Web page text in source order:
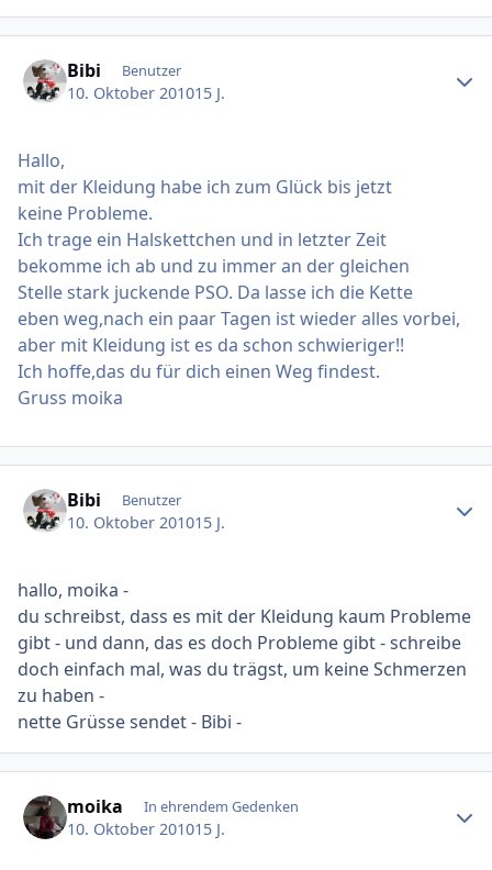
Bibi Benutzer
10. Oktober 201015 J.
Hallo,
mit der Kleidung habe ich zum Glück bis jetzt
keine Probleme.
Ich trage ein Halskettchen und in letzter Zeit
bekomme ich ab und zu immer an der gleichen
Stelle stark juckende PSO. Da lasse ich die Kette
eben weg,nach ein paar Tagen ist wieder alles vorbei,
aber mit Kleidung ist es da schon schwieriger!!
Ich hoffe,das du für dich einen Weg findest.
Gruss moika
Bibi Benutzer
10. Oktober 201015 J.
hallo, moika -
du schreibst, dass es mit der Kleidung kaum Probleme
gibt - und dann, das es doch Probleme gibt - schreibe
doch einfach mal, was du trägst, um keine Schmerzen
zu haben -
nette Grüsse sendet - Bibi -
moika In ehrendem Gedenken
10. Oktober 201015 J.